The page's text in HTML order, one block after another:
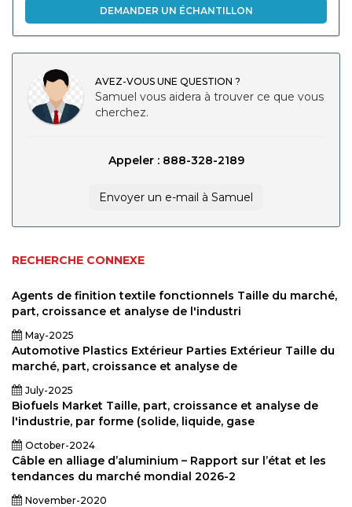
DEMANDER UN ÉCHANTILLON
AVEZ-VOUS UNE QUESTION ?
Samuel vous aidera à trouver ce que vous
cherchez.
Appeler : 888-328-2189
Envoyer un e-mail à Samuel
RECHERCHE CONNEXE
Agents de finition textile fonctionnels Taille du marché,
part, croissance et analyse de l'industri
May-2025
Automotive Plastics Extérieur Parties Extérieur Taille du
marché, part, croissance et analyse de
July-2025
Biofuels Market Taille, part, croissance et analyse de
l'industrie, par forme (solide, liquide, gase
October-2024
Câble en alliage d’aluminium – Rapport sur l’état et les
tendances du marché mondial 2026-2
November-2020